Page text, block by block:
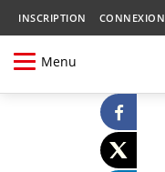
INSCRIPTION CONNEXION
Menu